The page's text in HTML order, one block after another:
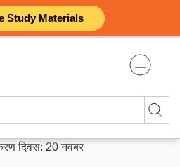
Study Materials
दिवस: 20 नवंबर